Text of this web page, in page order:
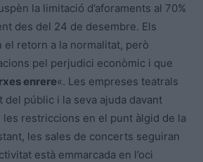
la limitació d’aforaments al 70%
des del 24 de desembre. Els
retorn a la normalitat, però
pel perjudici econòmic i que
enrere«. Les empreses teatrals
del públic i la seva ajuda davant
les restriccions en el punt àlgid de la
les sales de concerts seguiran
està emmarcada en l’oci